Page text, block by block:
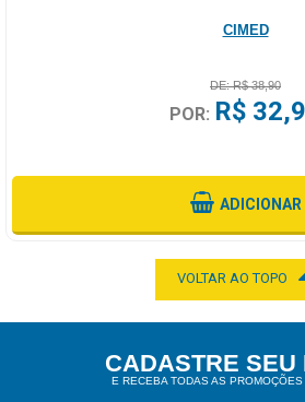
CIMED
DE: R$ 38,90
POR: R$
ADICIONAR
VOLTAR AO TOPO
CADASTRE SEU
E RECEBA TODAS AS